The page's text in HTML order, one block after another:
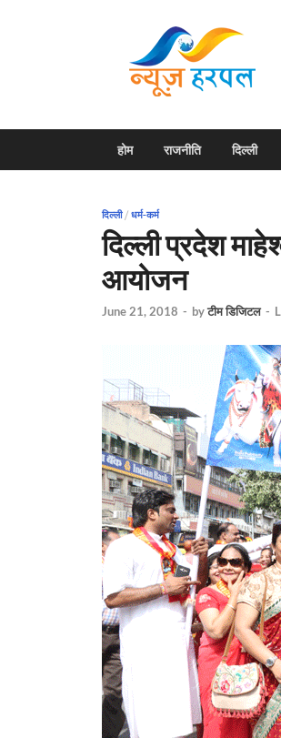
होम राजनीति दिल्ली
दिल्ली/ धर्म-कर्म
दिल्ली प्रदेश
आयोजन
June 21, 2018 - byटीम डिजिटल -